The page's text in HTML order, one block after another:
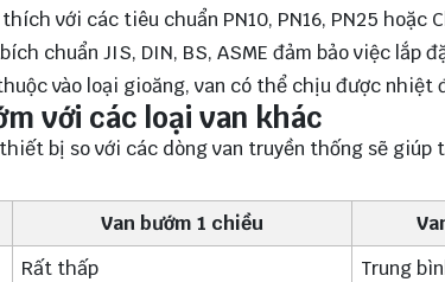
với các tiêu chuẩn PN10, PN16, PN25 hoặc
chuẩn JIS, DIN, BS, ASME đảm bảo việc lắp
vào loại gioăng, van có thể chịu được nhiệt
với các loại van khác
bị so với các dòng van truyền thống sẽ giúp
Van bướm 1 chiều
Rất thấp Trung